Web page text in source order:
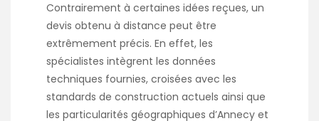
Contrairement à certaines idées reçues, un
devis obtenu à distance peut être
extrêmement précis. En effet, les
spécialistes intègrent les données
techniques fournies, croisées avec les
standards de construction actuels ainsi que
les particularités géographiques d’Annecy et